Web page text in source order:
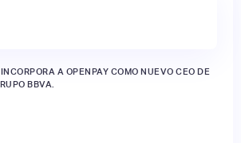
A OPENPAY COMO NUEVO CEO DE
BBVA.